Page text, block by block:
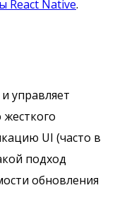
React Native.
управляет
UI (часто в
подход
обновления